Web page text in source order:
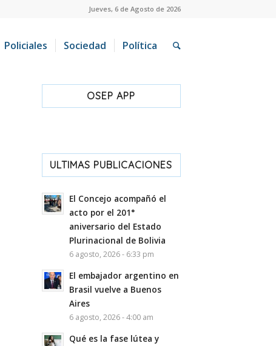
Jueves, 6 de Agosto de 2026
Policiales Sociedad Política
OSEP APP
ULTIMAS PUBLICACIONES
El Concejo acompañó el
acto por el 201°
aniversario del Estado
Plurinacional de Bolivia
6 agosto, 2026 - 6:33 pm
El embajador argentino en
Brasil vuelve a Buenos
Aires
6 agosto, 2026 - 4:00 am
Qué es la fase lútea y